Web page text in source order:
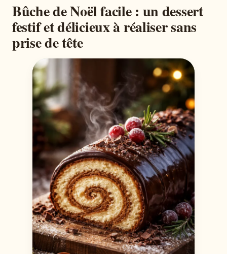
Bûche de Noël facile : un dessert
festif et délicieux à réaliser sans
prise de tête